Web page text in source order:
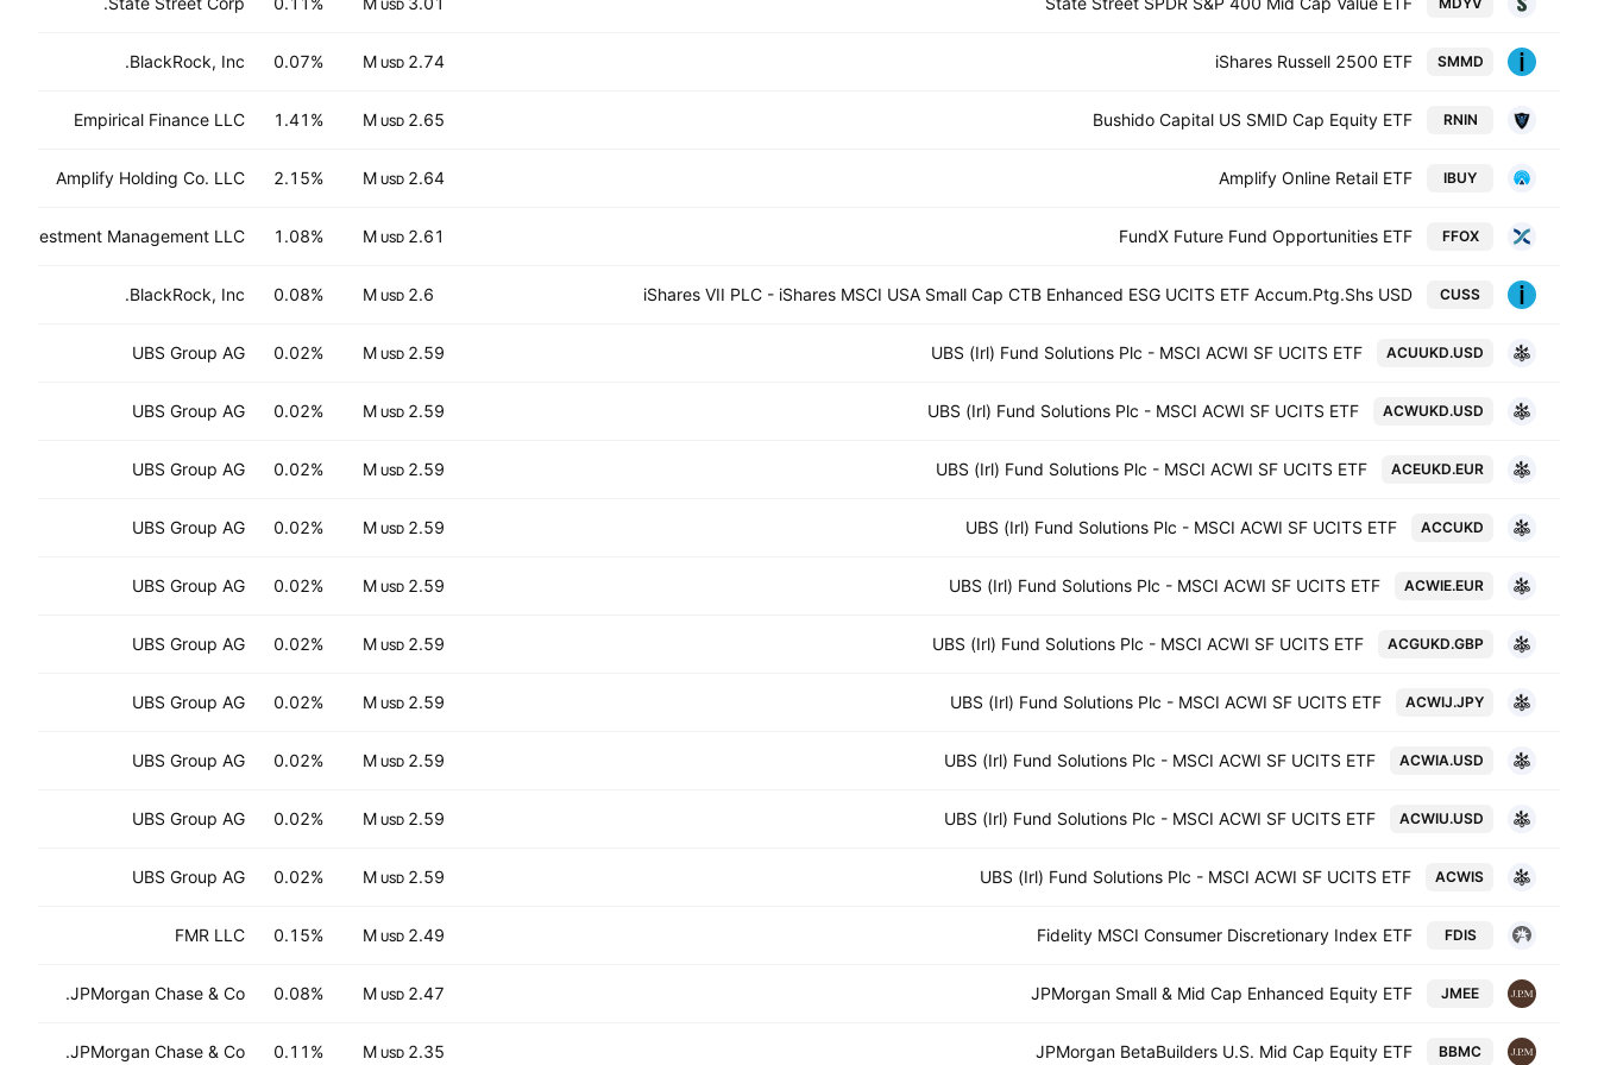
USD
SMMD
iShares Russell 2500 ETF
2.74 M
USD
0.07%
BlackRock, Inc.
RNIN
Bushido Capital US SMID Cap Equity ETF
2.65 M
USD
1.41%
Empirical Finance LLC
IBUY
Amplify Online Retail ETF
2.64 M
USD
2.15%
Amplify Holding Co. LLC
FFOX
FundX Future Fund Opportunities ETF
2.61 M
USD
1.08%
Investment Management LLC
CUSS
iShares VII PLC - iShares MSCI USA Small Cap CTB Enhanced ESG UCITS ETF Accum.Ptg.Shs USD
2.6 M
USD
0.08%
BlackRock, Inc.
ACUUKD.USD
UBS (Irl) Fund Solutions Plc - MSCI ACWI SF UCITS ETF
2.59 M
USD
0.02%
UBS Group AG
ACWUKD.USD
UBS (Irl) Fund Solutions Plc - MSCI ACWI SF UCITS ETF
2.59 M
USD
0.02%
UBS Group AG
ACEUKD.EUR
UBS (Irl) Fund Solutions Plc - MSCI ACWI SF UCITS ETF
2.59 M
USD
0.02%
UBS Group AG
ACCUKD
UBS (Irl) Fund Solutions Plc - MSCI ACWI SF UCITS ETF
2.59 M
USD
0.02%
UBS Group AG
ACWIE.EUR
UBS (Irl) Fund Solutions Plc - MSCI ACWI SF UCITS ETF
2.59 M
USD
0.02%
UBS Group AG
ACGUKD.GBP
UBS (Irl) Fund Solutions Plc - MSCI ACWI SF UCITS ETF
2.59 M
USD
0.02%
UBS Group AG
ACWIJ.JPY
UBS (Irl) Fund Solutions Plc - MSCI ACWI SF UCITS ETF
2.59 M
USD
0.02%
UBS Group AG
ACWIA.USD
UBS (Irl) Fund Solutions Plc - MSCI ACWI SF UCITS ETF
2.59 M
USD
0.02%
UBS Group AG
ACWIU.USD
UBS (Irl) Fund Solutions Plc - MSCI ACWI SF UCITS ETF
2.59 M
USD
0.02%
UBS Group AG
ACWIS
UBS (Irl) Fund Solutions Plc - MSCI ACWI SF UCITS ETF
2.59 M
USD
0.02%
UBS Group AG
FDIS
Fidelity MSCI Consumer Discretionary Index ETF
2.49 M
USD
0.15%
FMR LLC
JMEE
JPMorgan Small & Mid Cap Enhanced Equity ETF
2.47 M
USD
0.08%
JPMorgan Chase & Co.
BBMC
JPMorgan BetaBuilders U.S. Mid Cap Equity ETF
2.35 M
USD
0.11%
JPMorgan Chase & Co.